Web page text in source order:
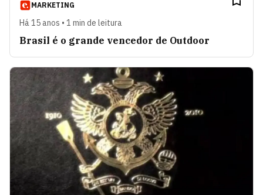
MARKETING
Há 15 anos • 1 min de leitura
Brasil é o grande vencedor de Outdoor